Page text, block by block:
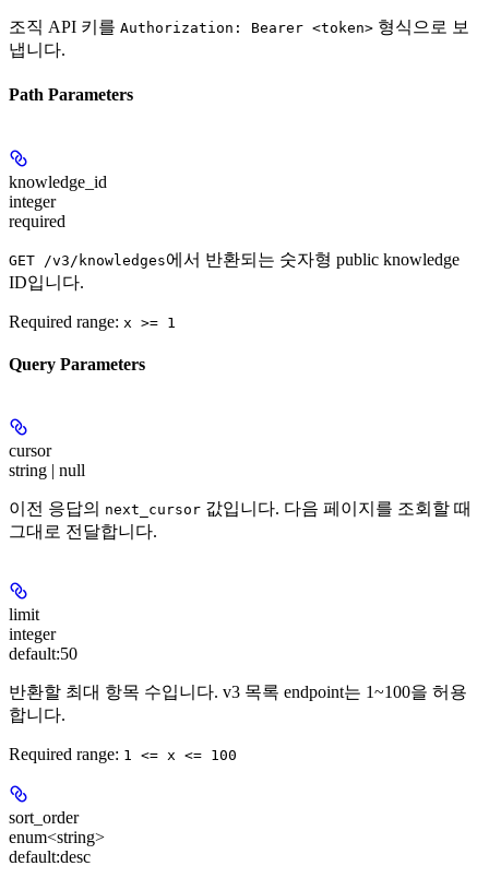
조직 API 키를 Authorization: Bearer <token> 형식으로 보
냅니다.
Path Parameters
knowledge_id
integer
required
GET /v3/knowledges에서 반환되는 숫자형 public knowledge
ID입니다.
Required range: x >= 1
Query Parameters
cursor
string | null
이전 응답의 next_cursor 값입니다. 다음 페이지를 조회할 때
그대로 전달합니다.
limit
integer
default:50
반환할 최대 항목 수입니다. v3 목록 endpoint는 1~100을 허용
합니다.
Required range: 1 <= x <= 100
sort_order
enum<string>
default:desc